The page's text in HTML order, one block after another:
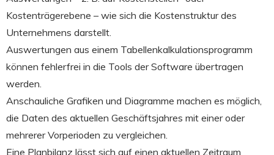
Kostenträgerebene – wie sich die Kostenstruktur des
Unternehmens darstellt.
Auswertungen aus einem Tabellenkalkulationsprogramm
können fehlerfrei in die Tools der Software übertragen
werden.
Anschauliche Grafiken und Diagramme machen es möglich,
die Daten des aktuellen Geschäftsjahres mit einer oder
mehrerer Vorperioden zu vergleichen.
Eine Planbilanz lässt sich auf einen aktuellen Zeitraum